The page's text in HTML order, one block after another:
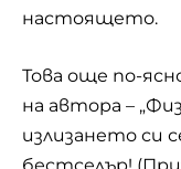
настоящето.
Това още по-
на автора –
излизането си